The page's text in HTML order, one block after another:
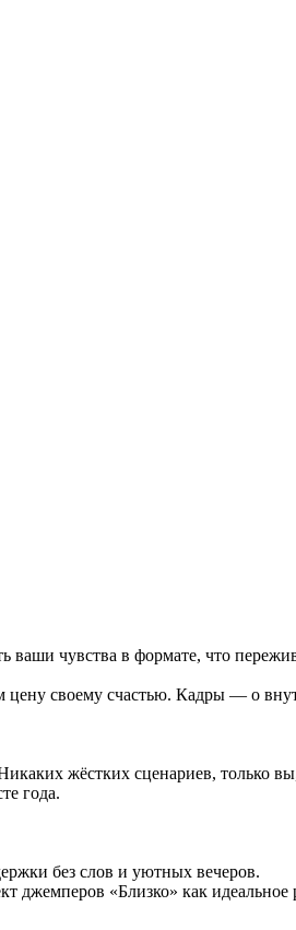
ваши чувства в формате, что
своему счастью. Кадры — о
жёстких сценариев, только
года.
без слов и уютных вечеров.
«Близко» как идеальное